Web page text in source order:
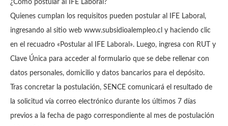
¿Cómo postular al IFE Laboral?
Quienes cumplan los requisitos pueden postular al IFE Laboral,
ingresando al sitio web www.subsidioalempleo.cl y haciendo clic
en el recuadro «Postular al IFE Laboral». Luego, ingresa con RUT y
Clave Única para acceder al formulario que se debe rellenar con
datos personales, domicilio y datos bancarios para el depósito.
Tras concretar la postulación, SENCE comunicará el resultado de
la solicitud vía correo electrónico durante los últimos 7 días
previos a la fecha de pago correspondiente al mes de postulación